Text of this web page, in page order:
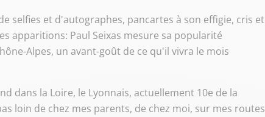
selfies et d'autographes, pancartes à son effigie, cris et
apparitions: Paul Seixas mesure sa popularité
Alpes, un avant-goût de ce qu'il vivra le mois
dans la Loire, le Lyonnais, actuellement 10e de la
loin de chez mes parents, de chez moi, sur mes routes